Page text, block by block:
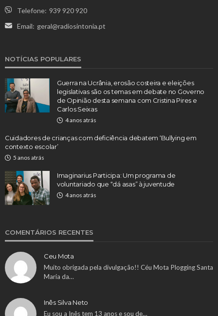
Telefone: 939 920 920
Email: geral@radiosintonia.pt
NOTÍCIAS POPULARES
Guerra na Ucrânia, erosão costeira e eleições
legislativas são os temas em debate no Governo
de Opinião desta semana com Cristina Pires e
Carlos Seixas
4 anos atrás
Cuidadores de crianças com deficiência debatem ‘Bullying em
contexto escolar’
5 anos atrás
Imaginarius Participa: Um programa de
voluntariado que “dá asas” à juventude
4 anos atrás
COMENTÁRIOS RECENTES
Ceu Mota
Muito obrigada pela divulgação!! Céu Mota Plogging Santa
Maria da…
Inês Silva Neto
Eu sou a Inês tem 13 anos e sou de…